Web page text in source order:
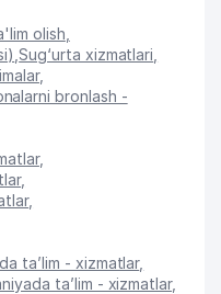
olish
Sug‘urta xizmatlari
,
bronlash -
,
,
,
ta’lim - xizmatlar,
ta’lim - xizmatlar,